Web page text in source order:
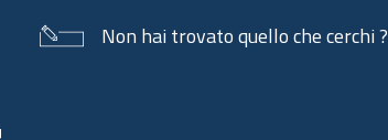
Non hai trovato quello che cerchi ?